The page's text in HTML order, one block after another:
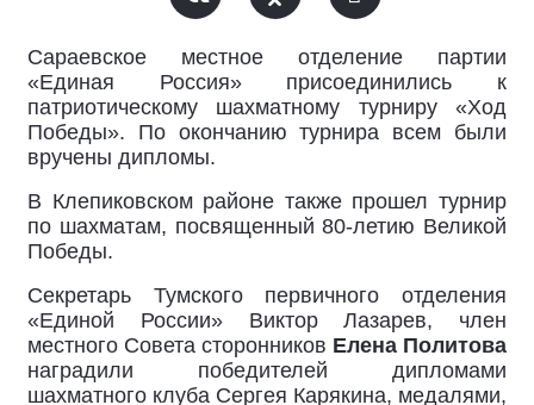
Сараевское местное отделение партии
«Единая Россия» присоединились к
патриотическому шахматному турниру «Ход
Победы». По окончанию турнира всем были
вручены дипломы.
В Клепиковском районе также прошел турнир
по шахматам, посвященный 80-летию Великой
Победы.
Секретарь Тумского первичного отделения
«Единой России» Виктор Лазарев, член
местного Совета сторонников Елена Политова
наградили победителей дипломами
шахматного клуба Сергея Карякина, медалями,